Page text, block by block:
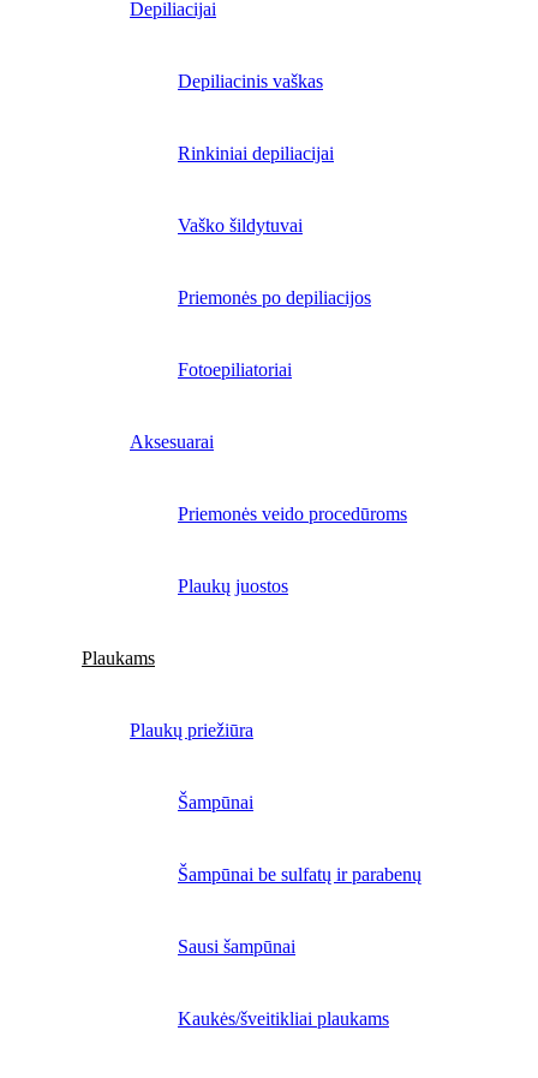
Depiliacijai
Depiliacinis vaškas
Rinkiniai depiliacijai
Vaško šildytuvai
Priemonės po depiliacijos
Fotoepiliatoriai
Aksesuarai
Priemonės veido procedūroms
Plaukų juostos
Plaukams
Plaukų priežiūra
Šampūnai
Šampūnai be sulfatų ir parabenų
Sausi šampūnai
Kaukės/šveitikliai plaukams